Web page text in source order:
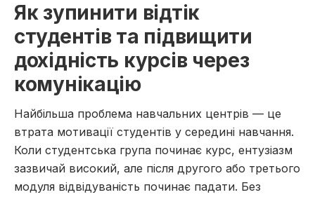
Як зупинити відтік
студентів та підвищити
дохідність курсів через
комунікацію
Найбільша проблема навчальних центрів — це
втрата мотивації студентів у середині навчання.
Коли студентська група починає курс, ентузіазм
зазвичай високий, але після другого або третього
модуля відвідуваність починає падати. Без